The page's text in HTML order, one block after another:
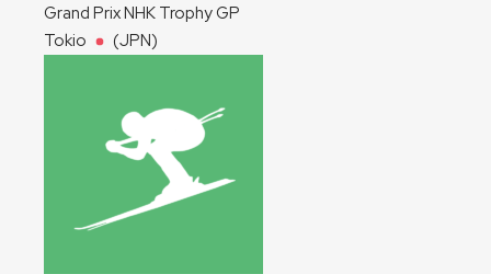
Grand Prix NHK TrophyGP
Tokio
(JPN)